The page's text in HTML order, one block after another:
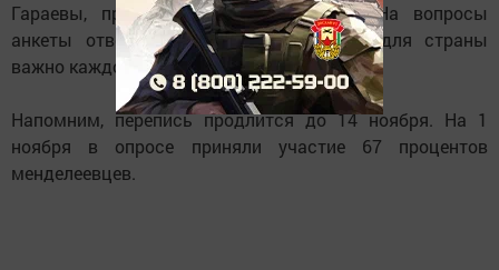
Гараевы, проживающие в Бизяках. – На вопросы
анкеты ответили охотно, понимая, что для страны
важно каждое мнение».
Напомним, перепись продлится до 14 ноября. На 1
ноября в опросе приняли участие 67 процентов
менделеевцев.